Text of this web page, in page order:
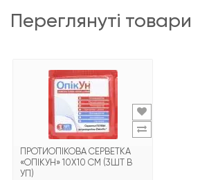
переглянуті товари
ПРОТИОПІКОВА СЕРВЕТКА
«ОПІКУН» 10Х10 СМ (3ШТ В
УП)